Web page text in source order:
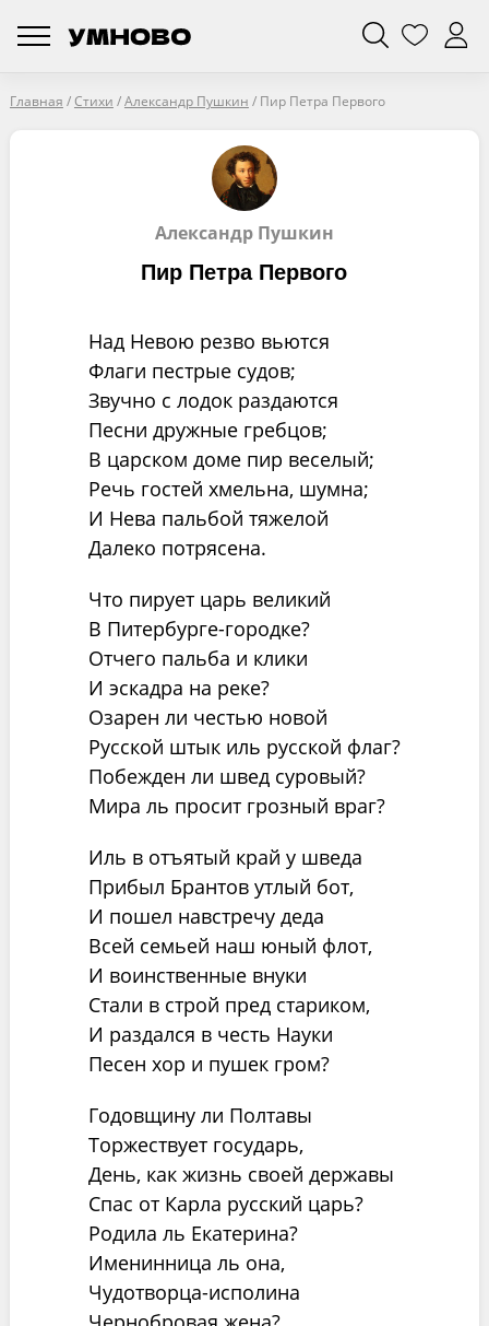
Главная /Стихи /Александр Пушкин / Пир Петра Первого
Александр Пушкин
Пир Петра Первого
Над Невою резво вьются
Флаги пестрые судов;
Звучно с лодок раздаются
Песни дружные гребцов;
В царском доме пир веселый;
Речь гостей хмельна, шумна;
И Нева пальбой тяжелой
Далеко потрясена.
Что пирует царь великий
В Питербурге-городке?
Отчего пальба и клики
И эскадра на реке?
Озарен ли честью новой
Русской штык иль русской флаг?
Побежден ли швед суровый?
Мира ль просит грозный враг?
Иль в отъятый край у шведа
Прибыл Брантов утлый бот,
И пошел навстречу деда
Всей семьей наш юный флот,
И воинственные внуки
Стали в строй пред стариком,
И раздался в честь Науки
Песен хор и пушек гром?
Годовщину ли Полтавы
Торжествует государь,
День, как жизнь своей державы
Спас от Карла русский царь?
Родила ль Екатерина?
Именинница ль она,
Чудотворца-исполина